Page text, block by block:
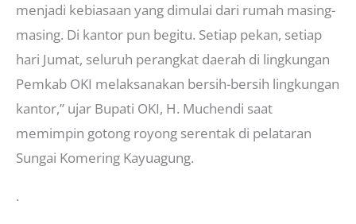
menjadi kebiasaan yang dimulai dari rumah masing-
masing. Di kantor pun begitu. Setiap pekan, setiap
hari Jumat, seluruh perangkat daerah di lingkungan
Pemkab OKI melaksanakan bersih-bersih lingkungan
kantor,” ujar Bupati OKI, H. Muchendi saat
memimpin gotong royong serentak di pelataran
Sungai Komering Kayuagung.
.